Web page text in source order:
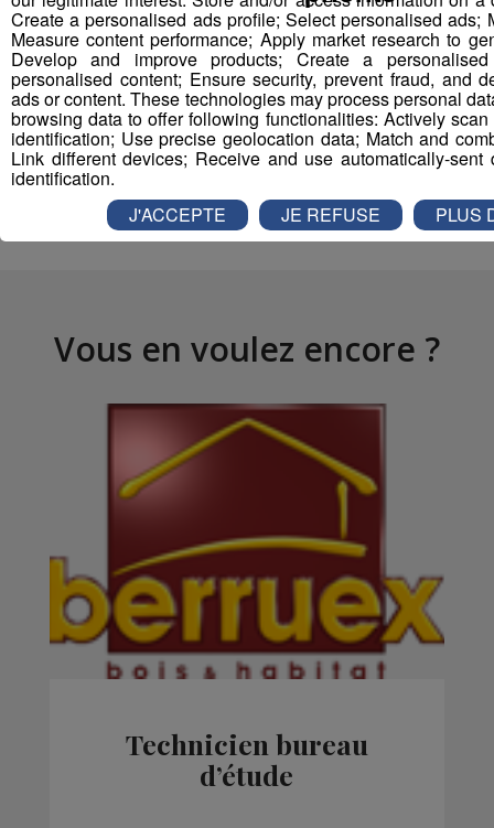
Partager sur Facebook
Partager sur Twitter
Vous en voulez encore ?
Technicien bureau
d’étude
Create a personalised ads profile; Select personalised ads;
Measure content performance; Apply market research to
Develop and improve products; Create a
personalised content; Ensure security, prevent fraud, and
ads or content. These technologies may process personal
browsing data to offer following functionalities: Actively
identification; Use precise geolocation data; Match and
Link different devices; Receive and use automatically-sent
identification.
J'ACCEPTE JE REFUSE PLUS